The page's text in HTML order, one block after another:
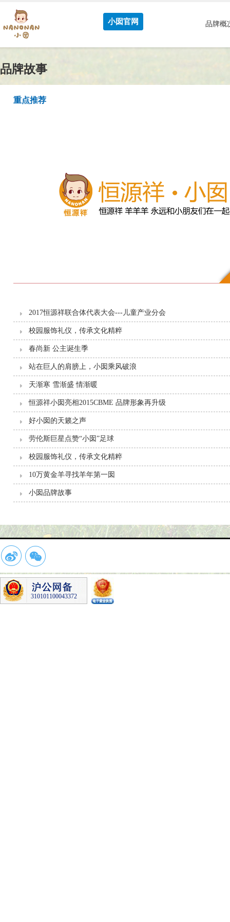
小囡官网 品牌概
品牌故事
重点推荐
2017恒源祥联合体代表大会---儿童产业分会
校园服饰礼仪，传承文化精粹
春尚新 公主诞生季
站在巨人的肩膀上，小囡乘风破浪
天渐寒 雪渐盛 情渐暖
恒源祥小囡亮相2015CBME 品牌形象再升级
好小囡的天籁之声
劳伦斯巨星点赞“小囡”足球
校园服饰礼仪，传承文化精粹
10万黄金羊寻找羊年第一囡
小囡品牌故事
310101100043372